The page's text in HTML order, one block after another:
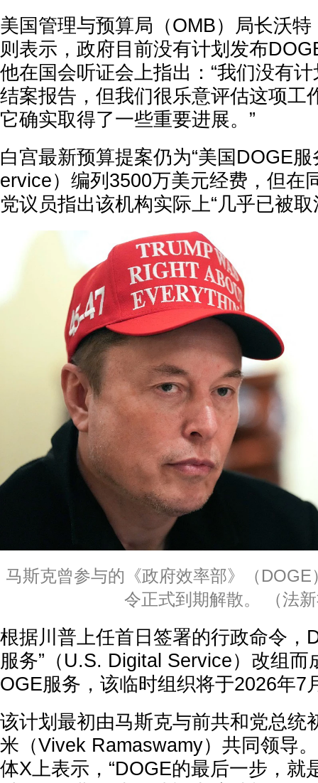
美国管理与预算局（OMB）局长沃
则表示，政府目前没有计划发布
他在国会听证会上指出：“我们没有
结案报告，但我们很乐意评估这项工
它确实取得了一些重要进展。”
白宫最新预算提案仍为“美国DOGE
ervice）编列3500万美元经费，但在
党议员指出该机构实际上“几乎已被取
马斯克曾参与的《政府效率部》（
令正式到期解散。 （法
根据川普上任首日签署的行政命令，
服务”（U.S. Digital Service）改组而
OGE服务，该临时组织将于2026年7
该计划最初由马斯克与前共和党总统
米（Vivek Ramaswamy）共同领导
体X上表示，“DOGE的最后一步，就